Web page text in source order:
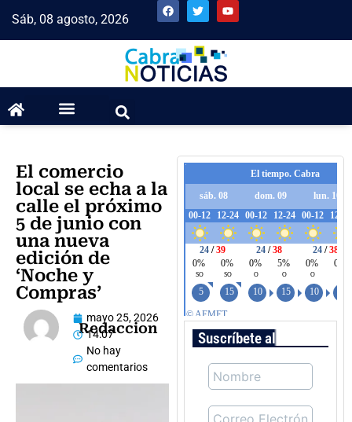
Sáb, 08 agosto, 2026
El comercio
local se echa a la
calle el próximo
5 de junio con
una nueva
edición de
‘Noche y
Compras’
Redaccion
mayo 25, 2026
14:07
No hay
comentarios
Suscríbete al boletín